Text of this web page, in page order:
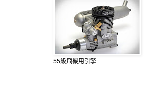
55級飛機用引擎